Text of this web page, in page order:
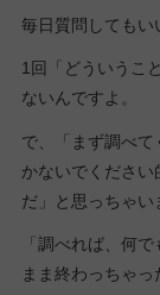
毎日質問してもい
1回「どういうこ
ないんですよ。
で、「まず調べ
かないでくださ
だ」と思っちゃい
「調べれば、何
まま終わっちゃ